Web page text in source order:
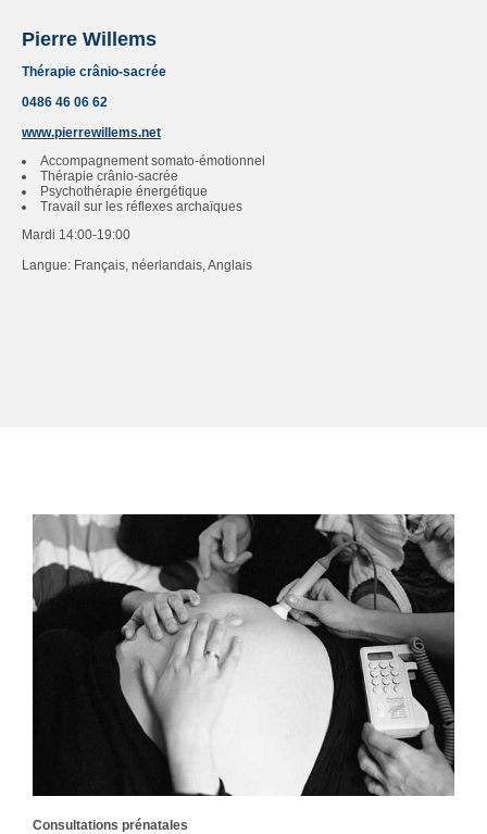
Pierre Willems
Thérapie crânio-sacrée
0486 46 06 62
www.pierrewillems.net
Accompagnement somato-émotionnel
Thérapie crânio-sacrée
Psychothérapie énergétique
Travail sur les réflexes archaïques
Mardi 14:00-19:00
Langue: Français, néerlandais, Anglais
Consultations prénatales